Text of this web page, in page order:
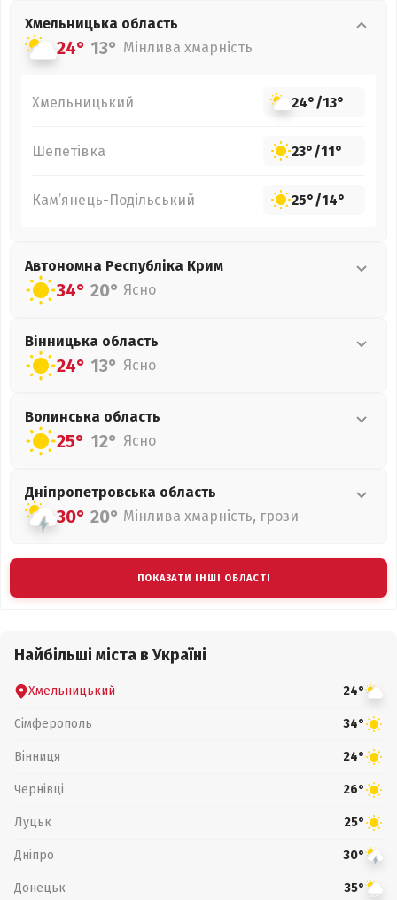
Хмельницька область
24° 13° Мінлива хмарність
Хмельницький 24°/13°
Шепетівка 23°/11°
Кам’янець-Подільський 25°/14°
Автономна Республіка Крим
34° 20° Ясно
Вінницька область
24° 13° Ясно
Волинська область
25° 12° Ясно
Дніпропетровська область
30° 20° Мінлива хмарність, грози
ПОКАЗАТИ ІНШІ ОБЛАСТІ
Найбільші міста в Україні
Хмельницький 24°
Сімферополь 34°
Вінниця 24°
Чернівці 26°
Луцьк 25°
Дніпро 30°
Донецьк 35°